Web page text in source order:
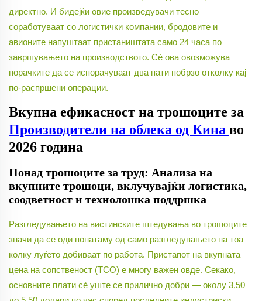
директно. И бидејќи овие произведувачи тесно
соработуваат со логистички компании, бродовите и
авионите напуштаат пристаништата само 24 часа по
завршувањето на производството. Сѐ ова овозможува
порачките да се испорачуваат два пати побрзо отколку кај
по-распршени операции.
Вкупна ефикасност на трошоците за
Производители на облека од Кина во
2026 година
Понад трошоците за труд: Анализа на
вкупните трошоци, вклучувајќи логистика,
соодветност и технолошка поддршка
Разгледувањето на вистинските штедувања во трошоците
значи да се оди понатаму од само разгледувањето на тоа
колку луѓето добиваат по работа. Пристапот на вкупната
цена на сопственост (TCO) е многу важен овде. Секако,
основните плати сè уште се прилично добри — околу 3,50